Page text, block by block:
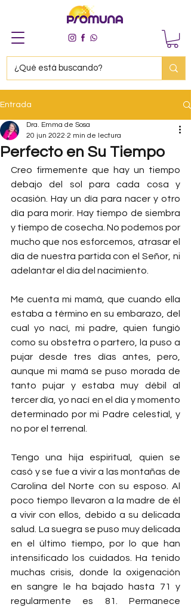
Entrada
Perfecto en Su Tiempo
Dra. Emma de Sosa
20 jun 2022 2 min de lectura
Creo firmemente que hay un tiempo
debajo del sol para cada cosa y
ocasión. Hay un día para nacer y otro
día para morir. Hay tiempo de siembra
y tiempo de cosecha. No podemos por
mucho que nos esforcemos, atrasar el
día de nuestra partida con el Señor, ni
adelantar el día del nacimiento.
Me cuenta mi mamá, que cuando ella
estaba a término en su embarazo, del
cual yo nací, mi padre, quien fungió
como su obstetra o partero, la puso a
pujar desde tres días antes, pero,
aunque mi mamá se puso morada de
tanto pujar y estaba muy débil al
tercer día, yo nací en el día y momento
determinado por mi Padre celestial, y
no por el terrenal.
Tengo una hija espiritual, quien se
casó y se fue a vivir a las montañas de
Carolina del Norte con su esposo. Al
poco tiempo llevaron a la madre de él
a vivir con ellos, debido a su delicada
salud. La suegra se puso muy delicada
en el último tiempo, por lo que han
intensificado los cuidados. Ha tenido
muchas crisis, donde la oxigenación
en sangre le ha bajado hasta 71 y
regularmente es 81. Permanece